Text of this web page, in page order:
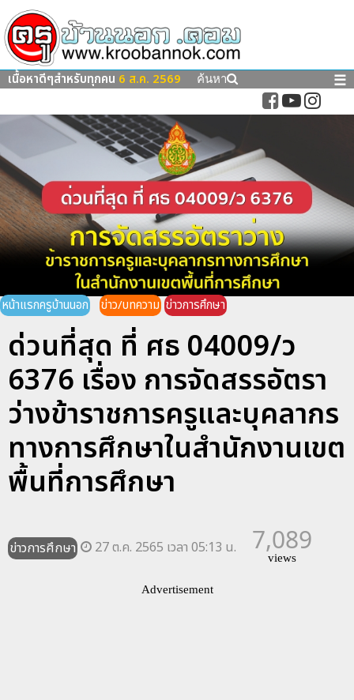
เนื้อหาดีๆสำหรับทุกคน 6 ส.ค. 2569 ค้นหา ☰
หน้าแรกครูบ้านนอก ข่าว/บทความ ข่าวการศึกษา
ด่วนที่สุด ที่ ศธ 04009/ว
6376 เรื่อง การจัดสรรอัตรา
ว่างข้าราชการครูและบุคลากร
ทางการศึกษาในสำนักงานเขต
พื้นที่การศึกษา
ข่าวการศึกษา 27 ต.ค. 2565 เวลา 05:13 น. 7,089
views
Advertisement